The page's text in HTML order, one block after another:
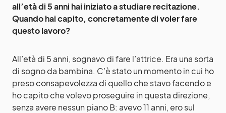
all’età di 5 anni hai iniziato a studiare recitazione.
Quando hai capito, concretamente di voler fare
questo lavoro?
All’età di 5 anni, sognavo di fare l’attrice. Era una sorta
di sogno da bambina. C’è stato un momento in cui ho
preso consapevolezza di quello che stavo facendo e
ho capito che volevo proseguire in questa direzione,
senza avere nessun piano B: avevo 11 anni, ero sul